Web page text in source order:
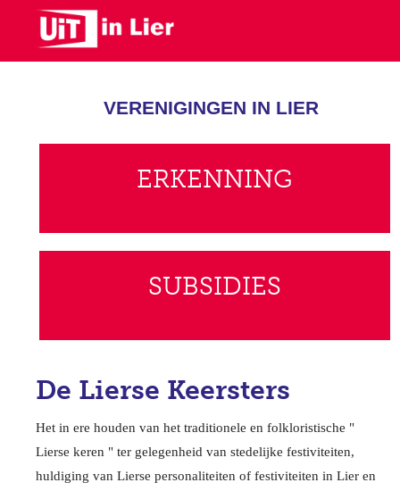
VERENIGINGEN IN LIER
ERKENNING
SUBSIDIES
De Lierse Keersters
Het in ere houden van het traditionele en folkloristische "
Lierse keren " ter gelegenheid van stedelijke festiviteiten,
huldiging van Lierse personaliteiten of festiviteiten in Lier en